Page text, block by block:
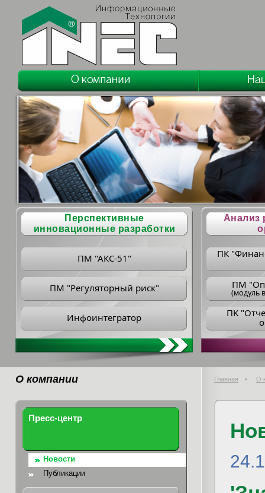
Перспективные
инновационные разработки
ПМ "АКС-51"
ПМ "Регуляторный риск"
Инфоинтегратор
Анализ
ПК
ПM
(модуль
ПK
О компании Главная О
Пресс-центр
Новости
Публикации